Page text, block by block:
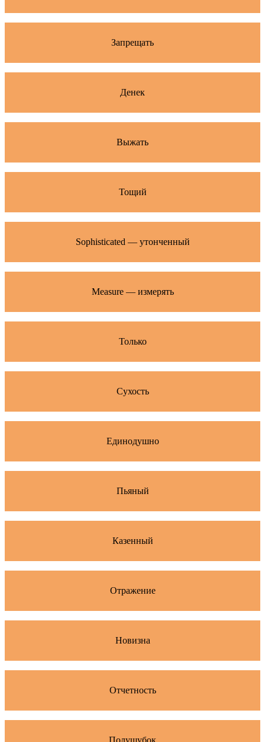
Запрещать
Денек
Выжать
Тощий
Sophisticated — утонченный
Measure — измерять
Только
Сухость
Единодушно
Пьяный
Казенный
Отражение
Новизна
Отчетность